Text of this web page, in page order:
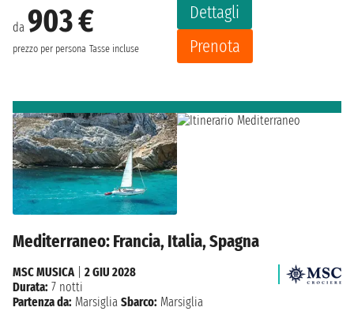
da 903 €
prezzo per persona Tasse incluse
Dettagli
Prenota
Mediterraneo: Francia, Italia, Spagna
MSC MUSICA| 2 GIU 2028
Durata: 7 notti
Partenza da: Marsiglia Sbarco: Marsiglia